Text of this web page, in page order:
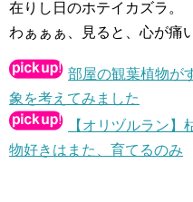
在りし日のホテイカズラ。
わぁぁぁ、見ると、心が痛
部屋の観葉植物が
象を考えてみました
【オリヅルラン
物好きはまた、育てるのみ